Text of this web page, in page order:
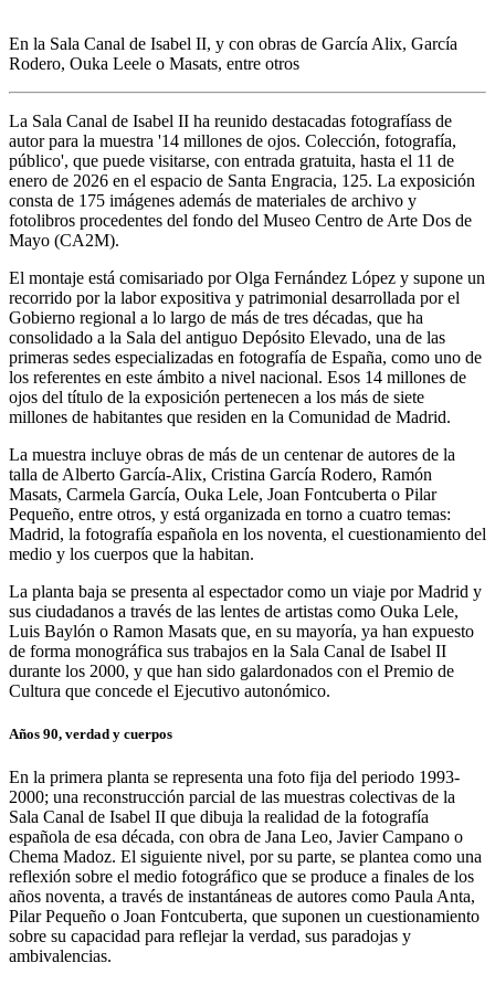
En la Sala Canal de Isabel II, y con obras de García Alix, García
Rodero, Ouka Leele o Masats, entre otros
La Sala Canal de Isabel II ha reunido destacadas fotografíass de
autor para la muestra '14 millones de ojos. Colección, fotografía,
público', que puede visitarse, con entrada gratuita, hasta el 11 de
enero de 2026 en el espacio de Santa Engracia, 125. La exposición
consta de 175 imágenes además de materiales de archivo y
fotolibros procedentes del fondo del Museo Centro de Arte Dos de
Mayo (CA2M).
El montaje está comisariado por Olga Fernández López y supone un
recorrido por la labor expositiva y patrimonial desarrollada por el
Gobierno regional a lo largo de más de tres décadas, que ha
consolidado a la Sala del antiguo Depósito Elevado, una de las
primeras sedes especializadas en fotografía de España, como uno de
los referentes en este ámbito a nivel nacional. Esos 14 millones de
ojos del título de la exposición pertenecen a los más de siete
millones de habitantes que residen en la Comunidad de Madrid.
La muestra incluye obras de más de un centenar de autores de la
talla de Alberto García-Alix, Cristina García Rodero, Ramón
Masats, Carmela García, Ouka Lele, Joan Fontcuberta o Pilar
Pequeño, entre otros, y está organizada en torno a cuatro temas:
Madrid, la fotografía española en los noventa, el cuestionamiento del
medio y los cuerpos que la habitan.
La planta baja se presenta al espectador como un viaje por Madrid y
sus ciudadanos a través de las lentes de artistas como Ouka Lele,
Luis Baylón o Ramon Masats que, en su mayoría, ya han expuesto
de forma monográfica sus trabajos en la Sala Canal de Isabel II
durante los 2000, y que han sido galardonados con el Premio de
Cultura que concede el Ejecutivo autonómico.
Años 90, verdad y cuerpos
En la primera planta se representa una foto fija del periodo 1993-
2000; una reconstrucción parcial de las muestras colectivas de la
Sala Canal de Isabel II que dibuja la realidad de la fotografía
española de esa década, con obra de Jana Leo, Javier Campano o
Chema Madoz. El siguiente nivel, por su parte, se plantea como una
reflexión sobre el medio fotográfico que se produce a finales de los
años noventa, a través de instantáneas de autores como Paula Anta,
Pilar Pequeño o Joan Fontcuberta, que suponen un cuestionamiento
sobre su capacidad para reflejar la verdad, sus paradojas y
ambivalencias.